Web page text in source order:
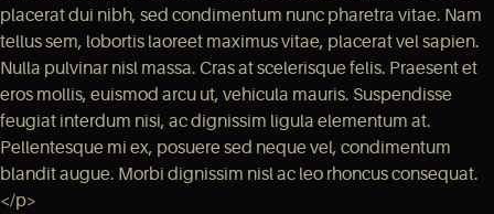
placerat dui nibh, sed condimentum nunc pharetra vitae. Nam
tellus sem, lobortis laoreet maximus vitae, placerat vel sapien.
Nulla pulvinar nisl massa. Cras at scelerisque felis. Praesent et
eros mollis, euismod arcu ut, vehicula mauris. Suspendisse
feugiat interdum nisi, ac dignissim ligula elementum at.
Pellentesque mi ex, posuere sed neque vel, condimentum
blandit augue. Morbi dignissim nisl ac leo rhoncus consequat.
</p>